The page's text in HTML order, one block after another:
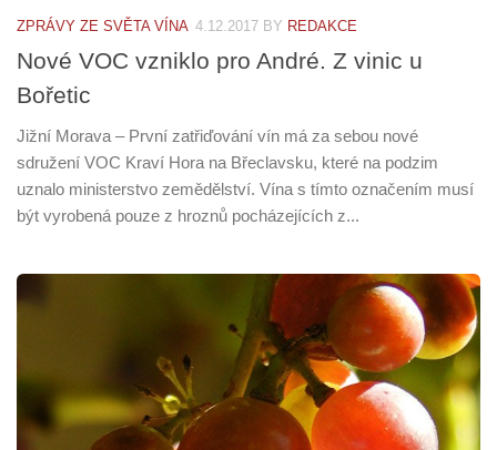
ZPRÁVY ZE SVĚTA VÍNA 4.12.2017 BY REDAKCE
Nové VOC vzniklo pro André. Z vinic u
Bořetic
Jižní Morava – První zatřiďování vín má za sebou nové
sdružení VOC Kraví Hora na Břeclavsku, které na podzim
uznalo ministerstvo zemědělství. Vína s tímto označením musí
být vyrobená pouze z hroznů pocházejících z...